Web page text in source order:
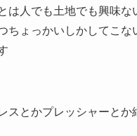
は人でも土地でも興味な
ちょっかいしかしてこな
スとかプレッシャーとか